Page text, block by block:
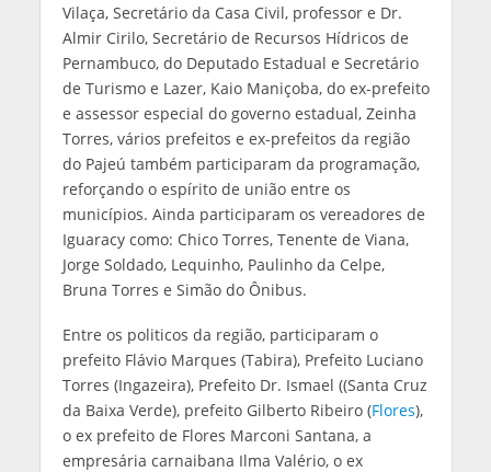
Vilaça, Secretário da Casa Civil, professor e Dr.
Almir Cirilo, Secretário de Recursos Hídricos de
Pernambuco, do Deputado Estadual e Secretário
de Turismo e Lazer, Kaio Maniçoba, do ex-prefeito
e assessor especial do governo estadual, Zeinha
Torres, vários prefeitos e ex-prefeitos da região
do Pajeú também participaram da programação,
reforçando o espírito de união entre os
municípios. Ainda participaram os vereadores de
Iguaracy como: Chico Torres, Tenente de Viana,
Jorge Soldado, Lequinho, Paulinho da Celpe,
Bruna Torres e Simão do Ônibus.
Entre os politicos da região, participaram o
prefeito Flávio Marques (Tabira), Prefeito Luciano
Torres (Ingazeira), Prefeito Dr. Ismael ((Santa Cruz
da Baixa Verde), prefeito Gilberto Ribeiro (Flores),
o ex prefeito de Flores Marconi Santana, a
empresária carnaibana Ilma Valério, o ex